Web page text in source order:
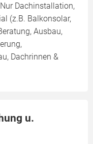
Dachinstallation,
(z.B. Balkonsolar,
Ausbau,
Dachrinnen &
u.